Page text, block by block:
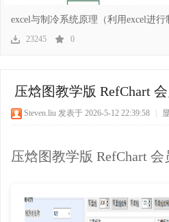
excel与制冷系统原理（利用excel进行
冷系
23245 0
压焓图教学版 RefChart
Steven.liu 发表于 2026-5-12 22:39:58
压焓图教学版 RefChart 会